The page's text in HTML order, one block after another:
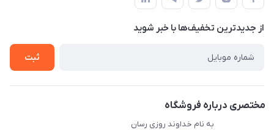
لیست محصولات
درباره ما
حریم خصوصی
راهنما
از جدید‌ترین تخفیف‌ها با‌ خبر شوید
ثبت
مختصری درباره فروشگاه
به نام خداوند روزی رسان